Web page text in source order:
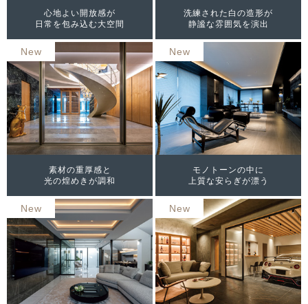
心地よい開放感が
日常を包み込む大空間
洗練された白の造形が
静謐な雰囲気を演出
New
素材の重厚感と
光の煌めきが調和
New
モノトーンの中に
上質な安らぎが漂う
New New